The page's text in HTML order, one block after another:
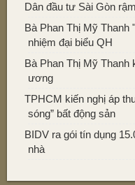
Dân đầu tư Sài Gòn
Bà Phan Thị Mỹ Thanh
nhiệm đại biểu QH
Bà Phan Thị Mỹ Thanh
ương
TPHCM kiến nghị áp
sóng” bất động sản
BIDV ra gói tín dụng
nhà